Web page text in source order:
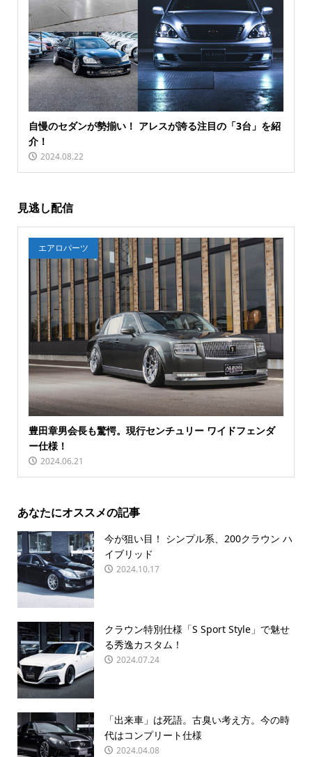
自慢のセダンが勢揃い！ アレスが誇る注目の「3台」を紹
介！
2024.08.22
見逃し配信
エアロパーツ
豊田章男会長も驚愕。現行センチュリー ワイドフェンダ
ー仕様！
2024.06.21
あなたにオススメの記事
今が狙い目！ シンプル系、200クラウン ハ
イブリッド
2024.10.17
クラウン特別仕様「S Sport Style」で魅せ
る秀逸カスタム！
2024.07.24
「出来車」は死語。古臭い考え方。今の時
代はコンプリート仕様
2024.04.08